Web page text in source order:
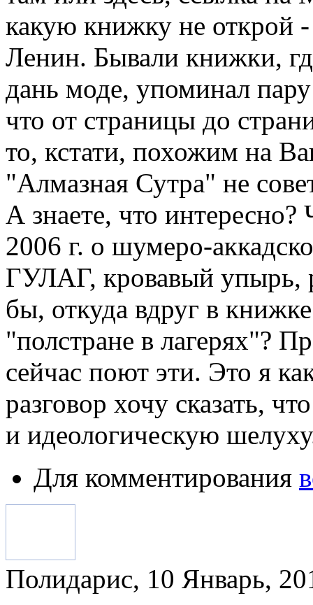
какую книжку не открой
Ленин. Бывали книжки,
дань моде, упоминал
что от страницы до
то, кстати, похожим на
"Алмазная Сутра" не
А знаете, что
2006 г. о шумеро-
ГУЛАГ, кровавый упырь,
бы, откуда вдруг в
"полстране в лагерях"?
сейчас поют эти. Это я
разговор хочу сказать,
и идеологическую
Для комментирования
Полидарис, 10 Январь,